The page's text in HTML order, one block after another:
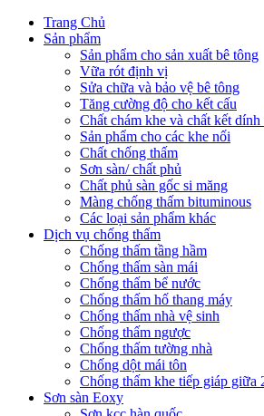
Trang Chủ
Sản phẩm
Sản phẩm cho sản xuất bê tông
Vữa rót định vị
Sửa chữa và bảo vệ bê tông
Tăng cường độ cho kết cấu
Chất chám khe và chất kết dính
Sản phẩm cho các khe nối
Chất chống thấm
Sơn sàn/ chất phủ
Chất phủ sàn gốc si măng
Màng chống thấm bituminous
Các loại sản phẩm khác
Dịch vụ chống thấm
Chống thấm tầng hầm
Chống thấm sàn mái
Chống thấm bể nước
Chống thấm hố thang máy
Chống thấm nhà vệ sinh
Chống thấm ngược
Chống thấm tường nhà
Chống dột mái tôn
Chống thấm khe tiếp giáp giữa
Sơn sàn Eoxy